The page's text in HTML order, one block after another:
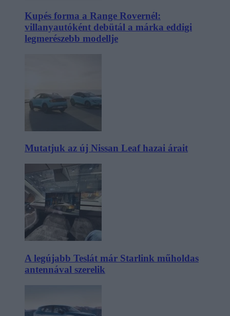
Kupés forma a Range Rovernél:
villanyautóként debütál a márka eddigi
legmerészebb modellje
Mutatjuk az új Nissan Leaf hazai árait
A legújabb Teslát már Starlink műholdas
antennával szerelik